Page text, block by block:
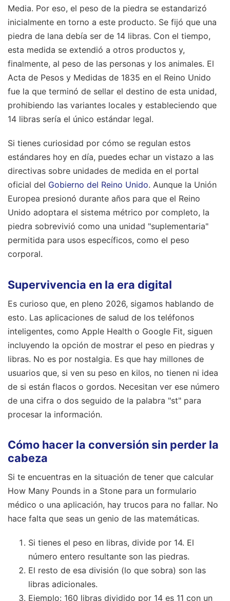
Media. Por eso, el peso de la piedra se estandarizó
inicialmente en torno a este producto. Se fijó que una
piedra de lana debía ser de 14 libras. Con el tiempo,
esta medida se extendió a otros productos y,
finalmente, al peso de las personas y los animales. El
Acta de Pesos y Medidas de 1835 en el Reino Unido
fue la que terminó de sellar el destino de esta unidad,
prohibiendo las variantes locales y estableciendo que
14 libras sería el único estándar legal.
Si tienes curiosidad por cómo se regulan estos
estándares hoy en día, puedes echar un vistazo a las
directivas sobre unidades de medida en el portal
oficial del Gobierno del Reino Unido. Aunque la Unión
Europea presionó durante años para que el Reino
Unido adoptara el sistema métrico por completo, la
piedra sobrevivió como una unidad "suplementaria"
permitida para usos específicos, como el peso
corporal.
Supervivencia en la era digital
Es curioso que, en pleno 2026, sigamos hablando de
esto. Las aplicaciones de salud de los teléfonos
inteligentes, como Apple Health o Google Fit, siguen
incluyendo la opción de mostrar el peso en piedras y
libras. No es por nostalgia. Es que hay millones de
usuarios que, si ven su peso en kilos, no tienen ni idea
de si están flacos o gordos. Necesitan ver ese número
de una cifra o dos seguido de la palabra "st" para
procesar la información.
Cómo hacer la conversión sin perder la
cabeza
Si te encuentras en la situación de tener que calcular
How Many Pounds in a Stone para un formulario
médico o una aplicación, hay trucos para no fallar. No
hace falta que seas un genio de las matemáticas.
Si tienes el peso en libras, divide por 14. El
número entero resultante son las piedras.
El resto de esa división (lo que sobra) son las
libras adicionales.
Ejemplo: 160 libras dividido por 14 es 11 con un